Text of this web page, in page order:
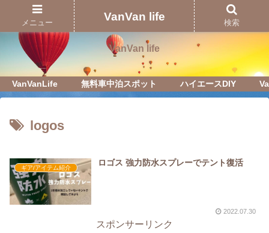
Just another WordPress site
VanVan life
VanVanLife 無料車中泊スポット ハイエースDIY
logos
ギア/アイテム紹介
ロゴス 強力防水スプレーでテント復活
2022.07.30
スポンサーリンク
メニュー VanVan life 検索